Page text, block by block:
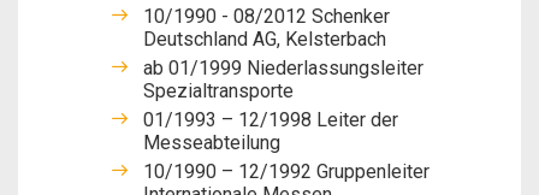
10/1990 - 08/2012 Schenker
Deutschland AG, Kelsterbach
ab 01/1999 Niederlassungsleiter
Spezialtransporte
01/1993 – 12/1998 Leiter der
Messeabteilung
10/1990 – 12/1992 Gruppenleiter